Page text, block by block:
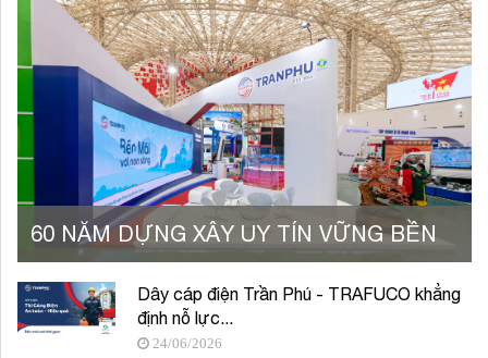
60 NĂM DỰNG XÂY UY TÍN VỮNG BỀN
Dây cáp điện Trần Phú - TRAFUCO khẳng
định nỗ lực...
24/06/2026